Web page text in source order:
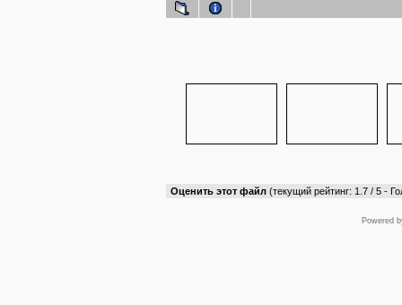
Оценить этот файл (текущий рейтинг: 1.7 / 5 -
Powered